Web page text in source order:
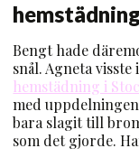
hemstädning
Bengt hade
snål. Agneta
hemstädning i
med
bara slagit till
som det gjorde.